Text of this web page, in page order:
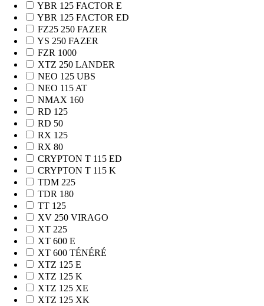
YBR 125 FACTOR E
YBR 125 FACTOR ED
FZ25 250 FAZER
YS 250 FAZER
FZR 1000
XTZ 250 LANDER
NEO 125 UBS
NEO 115 AT
NMAX 160
RD 125
RD 50
RX 125
RX 80
CRYPTON T 115 ED
CRYPTON T 115 K
TDM 225
TDR 180
TT 125
XV 250 VIRAGO
XT 225
XT 600 E
XT 600 TÉNÉRÉ
XTZ 125 E
XTZ 125 K
XTZ 125 XE
XTZ 125 XK